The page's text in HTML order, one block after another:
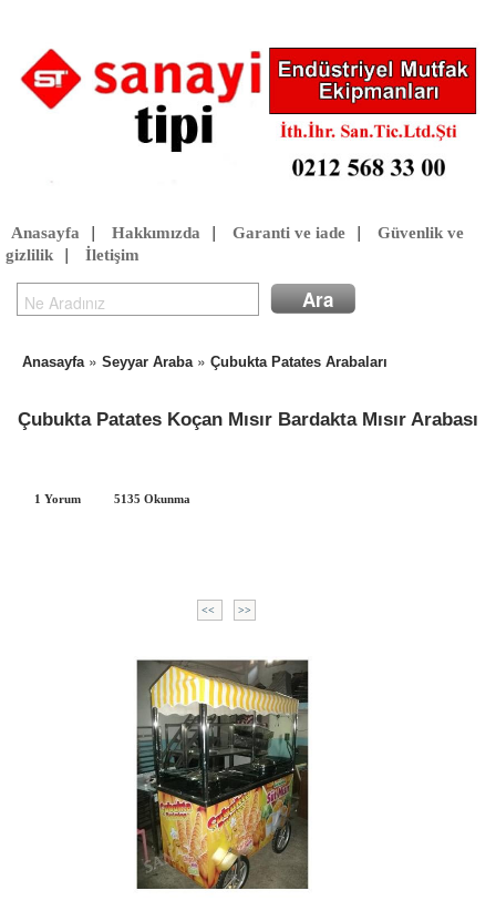
Anasayfa Hakkımızda Garanti ve iade
Güvenlik ve
gizlilik
İletişim
Anasayfa» Seyyar Araba» Çubukta Patates Arabaları
Çubukta Patates Koçan Mısır Bardakta Mısır Arabası
1 Yorum 5135 Okunma
<< >>